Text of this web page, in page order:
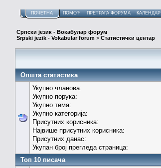
ПОЧЕТНА ПОМОЋ ПРЕТРАГА ФОРУМА КАЛЕНДАР
Српски језик - Вокабулар форум
Srpski jezik - Vokabular forum > Статистички центар
Општа статистика
Укупно чланова:
Укупно порука:
Укупно тема:
Укупно категорија:
Присутних корисника:
Највише присутних корисника:
Присутних данас:
Укупан број прегледа страница:
Топ 10 писача